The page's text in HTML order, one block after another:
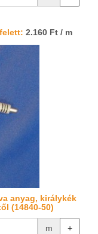
2.160 Ft / m
anyag, királykék
(14840-50)
m +